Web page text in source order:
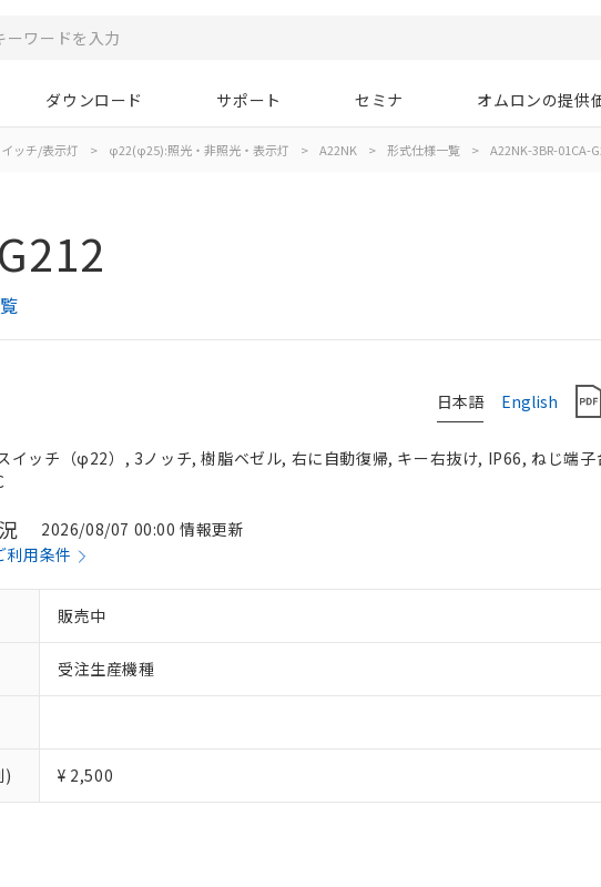
ダウンロード サポート セミナ オムロンの提供
ッチ/表示灯 > φ22(φ25):照光・非照光・表示灯 > A22NK > 形式仕様一覧 > A22NK-3BR-01CA-
日本語 English
イッチ（φ22）, 3ノッチ, 樹脂ベゼル, 右に自動復帰, キー右抜け, IP66, ねじ端子
2026/08/07 00:00 情報更新
利用条件
販売中
受注生産機種
) ¥ 2,500